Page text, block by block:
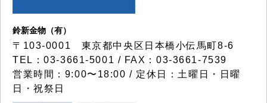
鈴新金物（有）
〒103-0001 東京都中央区日本橋小伝馬町8-6
TEL：03-3661-5001 / FAX：03-3661-7539
営業時間：9:00〜18:00 / 定休日：土曜日・日曜
日・祝祭日